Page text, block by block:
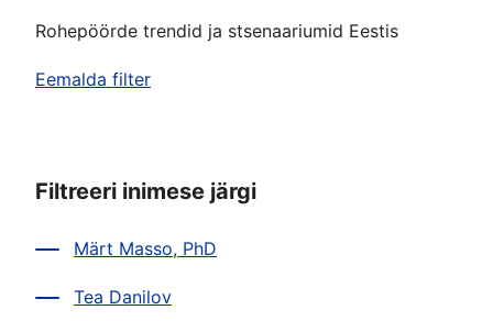
Rohepöörde trendid ja stsenaariumid Eestis
Eemalda filter
Filtreeri inimese järgi
Märt Masso, PhD
Tea Danilov